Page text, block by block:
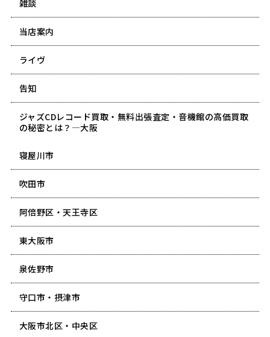
雑談
当店案内
ライヴ
告知
ジャズCDレコード買取・無料出張査定・音機館の高価買取
の秘密とは？―大阪
寝屋川市
吹田市
阿倍野区・天王寺区
東大阪市
泉佐野市
守口市・摂津市
大阪市北区・中央区